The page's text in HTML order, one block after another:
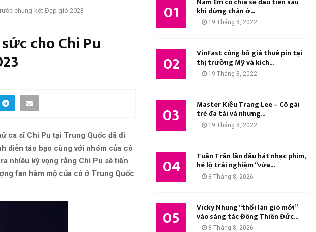
chung kết Đạp gió 2023
cho Chi Pu
ca sĩ Chi Pu tại Trung Quốc đã đi
diễn táo bạo cùng với nhóm của cô
nhiều kỳ vọng rằng Chi Pu sẽ tiến
fan hâm mộ của cô ở Trung Quốc
M
01 khi dừng chân ở...
19 Tháng 8, 2022
02 VinFast công bố giá thuê pin tại
thị trường Mỹ và kích...
19 Tháng 8, 2022
03 Master Kiều Trang Lee – Cô gái
trẻ đa tài và nhưng...
19 Tháng 8, 2022
04 Tuấn Trần lần đầu hát nhạc phim,
hé lộ trải nghiệm “vừa...
8 Tháng 8, 2026
05 Vicky Nhung “thổi làn gió mới”
vào sáng tác Đông Thiên Đức...
8 Tháng 8, 2026